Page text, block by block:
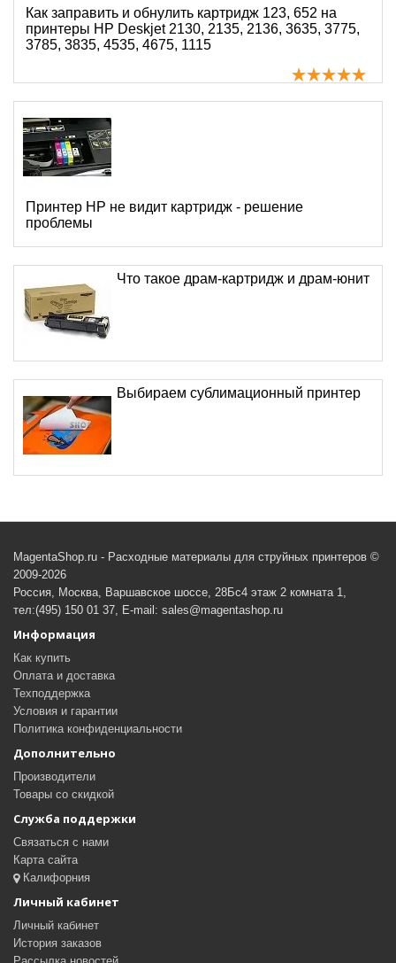
Как заправить и обнулить картридж 123, 652 на
принтеры HP Deskjet 2130, 2135, 2136, 3635, 3775,
3785, 3835, 4535, 4675, 1115
Принтер HP не видит картридж - решение
проблемы
Что такое драм-картридж и драм-юнит
Выбираем сублимационный принтер
MagentaShop.ru - Расходные материалы для струйных принтеров ©
2009-2026
Россия, Москва, Варшавское шоссе, 28Бс4 этаж 2 комната 1,
тел:(495) 150 01 37, E-mail: sales@magentashop.ru
Информация
Как купить
Оплата и доставка
Техподдержка
Условия и гарантии
Политика конфиденциальности
Дополнительно
Производители
Товары со скидкой
Служба поддержки
Связаться с нами
Карта сайта
Калифорния
Личный кабинет
Личный кабинет
История заказов